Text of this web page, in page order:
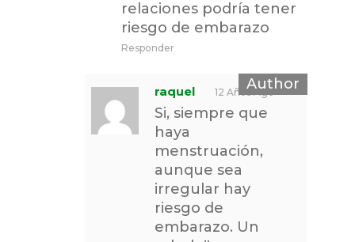
relaciones podría tener
riesgo de embarazo
Responder
raquel 12 Años Ago
Si, siempre que
haya
menstruación,
aunque sea
irregular hay
riesgo de
embarazo. Un